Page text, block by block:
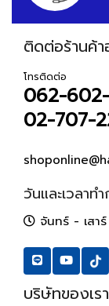
ติดต่อร้านค้
โทรติดต่อ
062-
02-707-
วันและเวลาท
จันทร์ - เสา
บริษัทของเรา